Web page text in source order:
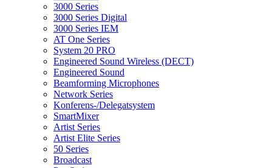
3000 Series
3000 Series Digital
3000 Series IEM
AT One Series
System 20 PRO
Engineered Sound Wireless (DECT)
Engineered Sound
Beamforming Microphones
Network Series
Konferens-/Delegatsystem
SmartMixer
Artist Series
Artist Elite Series
50 Series
Broadcast